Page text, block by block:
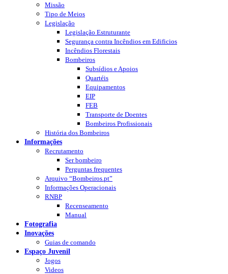
Missão
Tipo de Meios
Legislação
Legislação Estruturante
Segurança contra Incêndios em Edificios
Incêndios Florestais
Bombeiros
Subsídios e Apoios
Quartéis
Equipamentos
EIP
FEB
Transporte de Doentes
Bombeiros Profissionais
História dos Bombeiros
Informações
Recrutamento
Ser bombeiro
Perguntas frequentes
Arquivo “Bombeiros.pt”
Informações Operacionais
RNBP
Recenseamento
Manual
Fotografia
Inovações
Guias de comando
Espaço Juvenil
Jogos
Videos